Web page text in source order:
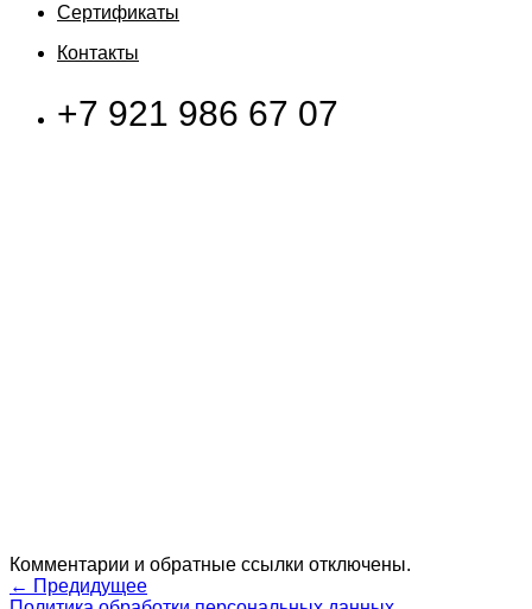
Сертификаты
Контакты
+7 921 986 67 07
Комментарии и обратные ссылки отключены.
← Предидущее